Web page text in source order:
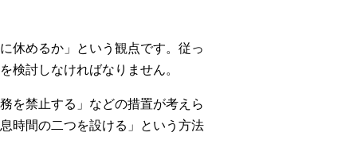
休めるか」という観点です。従っ
検討しなければなりません。
を禁止する」などの措置が考えら
時間の二つを設ける」という方法